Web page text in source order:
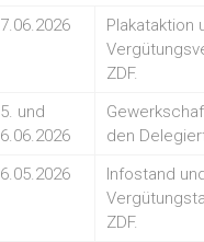
Plakataktion
ZDF.
und
den
Infostand
ZDF.